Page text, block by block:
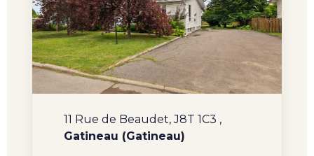
11 Rue de Beaudet, J8T 1C3 ,
Gatineau (Gatineau)